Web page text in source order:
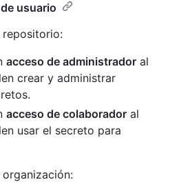
usuario
repositorio:
acceso de administrador al
crear y administrar
acceso de colaborador al
usar el secreto para